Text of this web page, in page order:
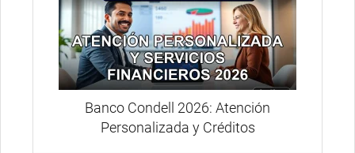
Banco Condell 2026: Atención
Personalizada y Créditos